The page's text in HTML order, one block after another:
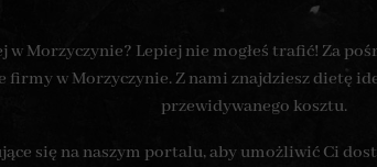
w Morzyczynie? Lepiej nie mogłeś trafić! Za
firmy w Morzyczynie. Z nami znajdziesz dietę
przewidywanego kosztu.
się na naszym portalu, aby umożliwić Ci